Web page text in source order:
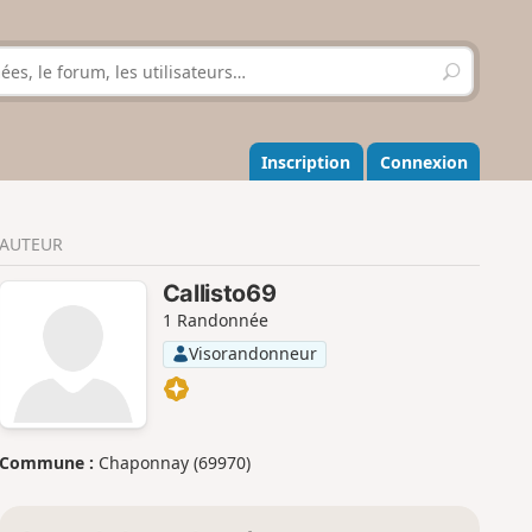
R
e
h
e
r
r
Inscription Connexion
AUTEUR
Callisto69
1 Randonnée
Visorandonneur
Commune : Chaponnay (69970)